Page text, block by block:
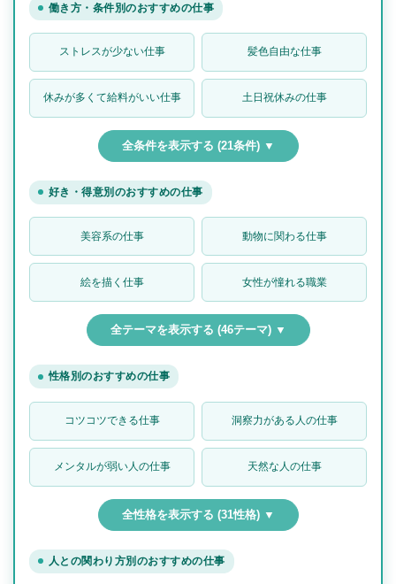
働き方・条件別のおすすめの仕事
ストレスが少ない仕事 髪色自由な仕事
休みが多くて給料がいい仕事 土日祝休みの仕事
全条件を表示する (21条件) ▼
好き・得意別のおすすめの仕事
美容系の仕事 動物に関わる仕事
絵を描く仕事 女性が憧れる職業
全テーマを表示する (46テーマ) ▼
性格別のおすすめの仕事
コツコツできる仕事 洞察力がある人の仕事
メンタルが弱い人の仕事 天然な人の仕事
全性格を表示する (31性格) ▼
人との関わり方別のおすすめの仕事